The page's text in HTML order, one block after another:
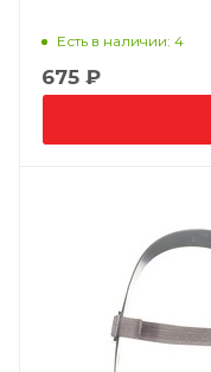
Есть в наличии: 4
675 ₽